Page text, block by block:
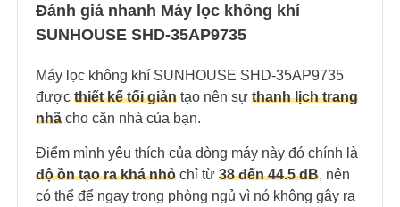
Đánh giá nhanh Máy lọc không khí
SUNHOUSE SHD-35AP9735
Máy lọc không khí SUNHOUSE SHD-35AP9735
được thiết kế tối giản tạo nên sự thanh lịch trang
nhã cho căn nhà của bạn.
Điểm mình yêu thích của dòng máy này đó chính là
độ ồn tạo ra khá nhỏ chỉ từ 38 đến 44.5 dB, nên
có thể để ngay trong phòng ngủ vì nó không gây ra